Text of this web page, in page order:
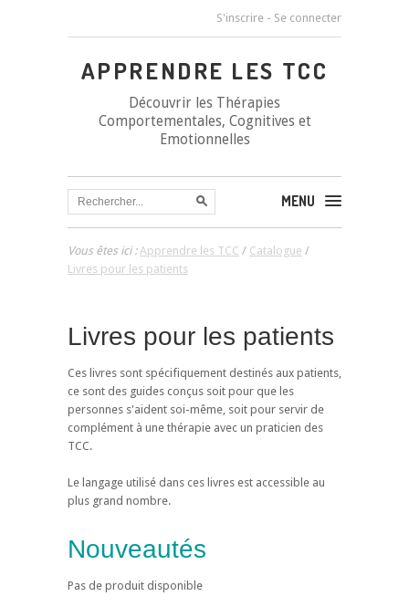
S'inscrire - Se connecter
APPRENDRE LES TCC
Découvrir les Thérapies
Comportementales, Cognitives et
Emotionnelles
MENU
Vous êtes ici :Apprendre les TCC / Catalogue /
Livres pour les patients
Livres pour les patients
Ces livres sont spécifiquement destinés aux patients,
ce sont des guides conçus soit pour que les
personnes s'aident soi-même, soit pour servir de
complément à une thérapie avec un praticien des
TCC.
Le langage utilisé dans ces livres est accessible au
plus grand nombre.
Nouveautés
Pas de produit disponible